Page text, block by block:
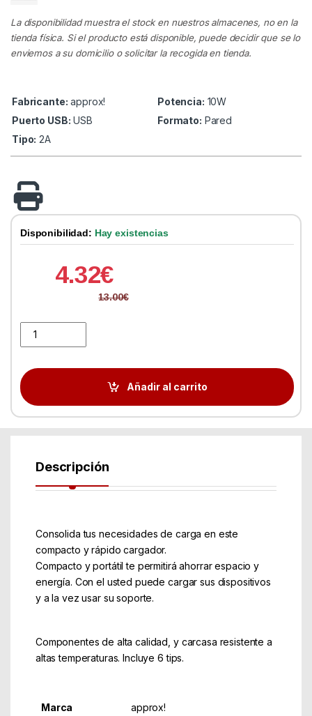
La disponibilidad muestra el stock en nuestros almacenes, no en la
tienda física. Si el producto está disponible, puede decidir que se lo
enviemos a su domicilio o solicitar la recogida en tienda.
Fabricante: approx! Potencia: 10W
Puerto USB: USB Formato: Pared
Tipo: 2A
Disponibilidad: Hay existencias
4.32€
13.00€
Añadir al carrito
Descripción
Consolida tus necesidades de carga en este
compacto y rápido cargador.
Compacto y portátil te permitirá ahorrar espacio y
energía. Con el usted puede cargar sus dispositivos
y a la vez usar su soporte.
Componentes de alta calidad, y carcasa resistente a
altas temperaturas. Incluye 6 tips.
Marca approx!